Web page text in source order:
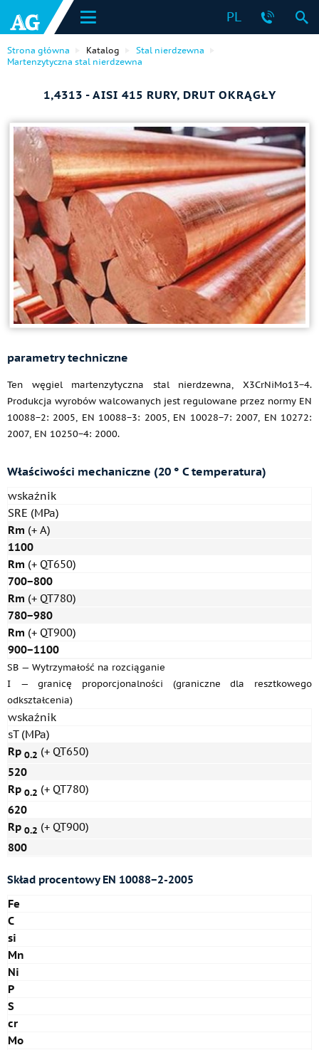
PL
Strona główna Katalog
Stal nierdzewna
Martenzytyczna stal nierdzewna
1,4313 - AISI 415 RURY, DRUT OKRĄGŁY
parametry techniczne
Ten węgiel martenzytyczna stal nierdzewna, X3CrNiMo13−4.
Produkcja wyrobów walcowanych jest regulowane przez normy EN
10088−2: 2005, EN 10088−3: 2005, EN 10028−7: 2007, EN 10272:
2007, EN 10250−4: 2000.
Właściwości mechaniczne (20 ° C temperatura)
wskaźnik
SRE (MPa)
Rm (+ A)
1100
Rm (+ QT650)
700−800
Rm (+ QT780)
780−980
Rm (+ QT900)
900−1100
SB — Wytrzymałość na rozciąganie
I — granicę proporcjonalności (graniczne dla resztkowego
odkształcenia)
wskaźnik
sT (MPa)
Rp 0.2 (+ QT650)
520
Rp 0.2 (+ QT780)
620
Rp 0.2 (+ QT900)
800
Skład procentowy EN 10088−2-2005
Fe
C
si
Mn
Ni
P
S
cr
Mo